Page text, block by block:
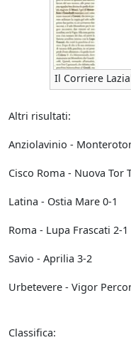
Il Corriere
Altri risultati:
Anziolavinio -
Cisco Roma - Nuova Tor
Latina - Ostia Mare 0-1
Roma - Lupa Frascati 2-1
Savio - Aprilia 3-2
Urbetevere - Vigor
Classifica: